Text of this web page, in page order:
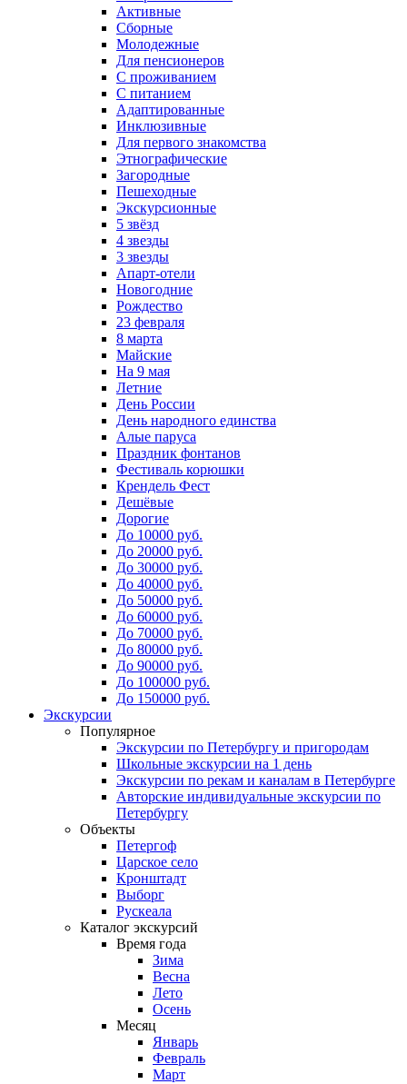
Активные
Сборные
Молодежные
Для пенсионеров
С проживанием
С питанием
Адаптированные
Инклюзивные
Для первого знакомства
Этнографические
Загородные
Пешеходные
Экскурсионные
5 звёзд
4 звезды
3 звезды
Апарт-отели
Новогодние
Рождество
23 февраля
8 марта
Майские
На 9 мая
Летние
День России
День народного единства
Алые паруса
Праздник фонтанов
Фестиваль корюшки
Крендель Фест
Дешёвые
Дорогие
До 10000 руб.
До 20000 руб.
До 30000 руб.
До 40000 руб.
До 50000 руб.
До 60000 руб.
До 70000 руб.
До 80000 руб.
До 90000 руб.
До 100000 руб.
До 150000 руб.
Экскурсии
Популярное
Экскурсии по Петербургу и пригородам
Школьные экскурсии на 1 день
Экскурсии по рекам и каналам в Петербурге
Авторские индивидуальные экскурсии по
Петербургу
Объекты
Петергоф
Царское село
Кронштадт
Выборг
Рускеала
Каталог экскурсий
Время года
Зима
Весна
Лето
Осень
Месяц
Январь
Февраль
Март